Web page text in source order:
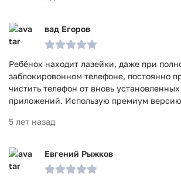
вад Егоров
Ребёнок находит лазейки, даже при
заблокировонном телефоне, постоянно
чистить телефон от вновь
приложений. Использую премиум
5 лет назад
Евгений Рыжков